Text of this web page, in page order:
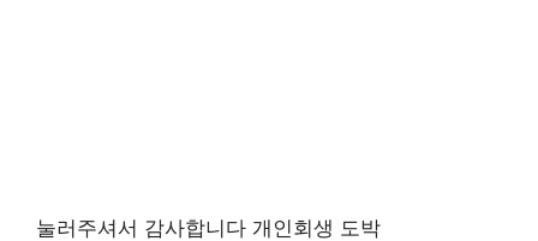
눌러주셔서 감사합니다 개인회생 도박